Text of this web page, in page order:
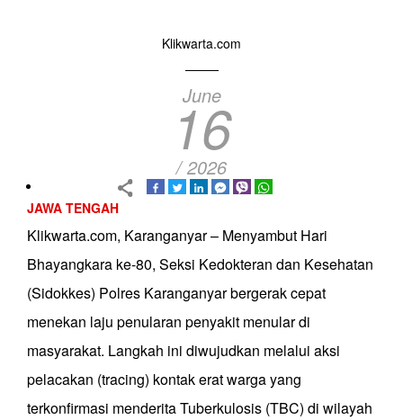
Klikwarta.com
June
16
/ 2026
JAWA TENGAH
Klikwarta.com, Karanganyar – Menyambut Hari
Bhayangkara ke-80, Seksi Kedokteran dan Kesehatan
(Sidokkes) Polres Karanganyar bergerak cepat
menekan laju penularan penyakit menular di
masyarakat. Langkah ini diwujudkan melalui aksi
pelacakan (tracing) kontak erat warga yang
terkonfirmasi menderita Tuberkulosis (TBC) di wilayah